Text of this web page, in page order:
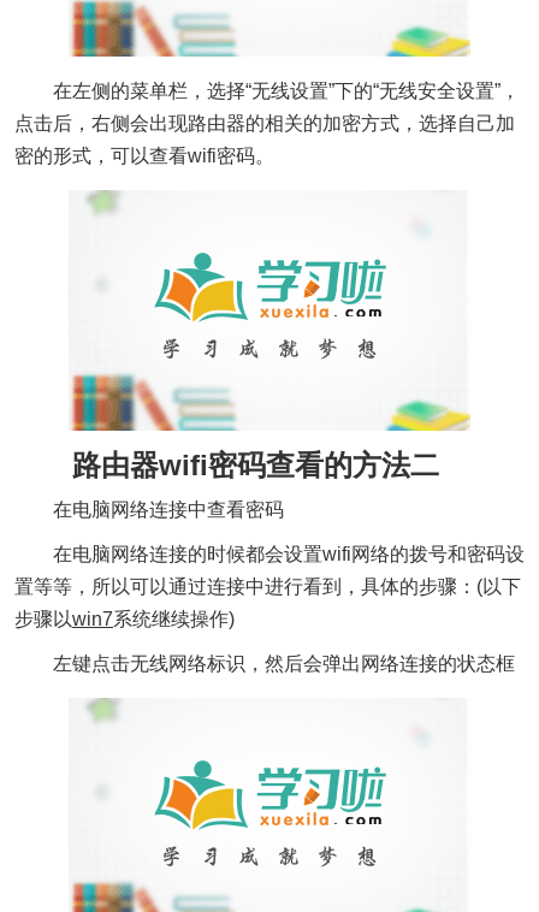
在左侧的菜单栏，选择“无线设置”下的“无线安全设置”，
点击后，右侧会出现路由器的相关的加密方式，选择自己加
密的形式，可以查看wifi密码。
路由器wifi密码查看的方法二
在电脑网络连接中查看密码
在电脑网络连接的时候都会设置wifi网络的拨号和密码设
置等等，所以可以通过连接中进行看到，具体的步骤：(以下
步骤以win7系统继续操作)
左键点击无线网络标识，然后会弹出网络连接的状态框